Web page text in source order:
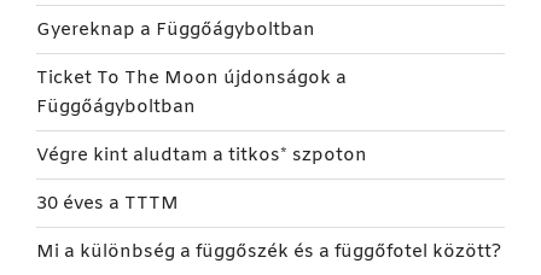
Gyereknap a Függőágyboltban
Ticket To The Moon újdonságok a
Függőágyboltban
Végre kint aludtam a titkos* szpoton
30 éves a TTTM
Mi a különbség a függőszék és a függőfotel között?